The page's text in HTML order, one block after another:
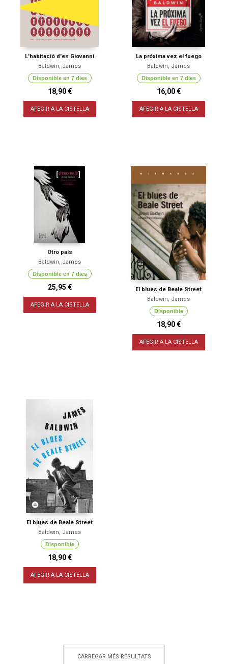
L'habitació d'en Giovanni
Baldwin, James
Disponible en 7 dies
18,90 €
AFEGIR A LA CISTELLA
La próxima vez el fuego
Baldwin, James
Disponible en 7 dies
16,00 €
AFEGIR A LA CISTELLA
Otro país
Baldwin, James
Disponible en 7 dies
25,95 €
AFEGIR A LA CISTELLA
El blues de Beale Street
Baldwin, James
Disponible
18,90 €
AFEGIR A LA CISTELLA
El blues de Beale Street
Baldwin, James
Disponible
18,90 €
AFEGIR A LA CISTELLA
CARREGAR MÉS RESULTATS